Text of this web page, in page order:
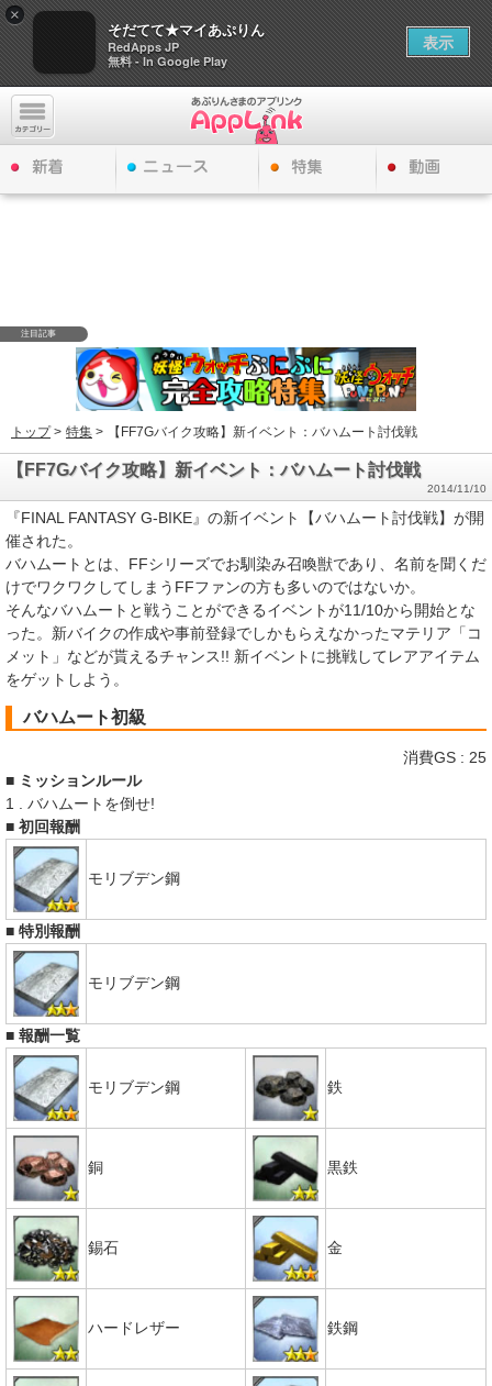
×
そだてて★マイあぷりん
RedApps JP
無料 - In Google Play
表示
注目記事
トップ> 特集 > 【FF7Gバイク攻略】新イベント：バハムート討伐戦
【FF7Gバイク攻略】新イベント：バハムート討伐戦
2014/11/10
『FINAL FANTASY G-BIKE』の新イベント【バハムート討伐戦】が開
催された。
バハムートとは、FFシリーズでお馴染み召喚獣であり、名前を聞くだ
けでワクワクしてしまうFFファンの方も多いのではないか。
そんなバハムートと戦うことができるイベントが11/10から開始とな
った。新バイクの作成や事前登録でしかもらえなかったマテリア「コ
メット」などが貰えるチャンス!! 新イベントに挑戦してレアアイテム
をゲットしよう。
バハムート初級
消費GS : 25
■ ミッションルール
1 . バハムートを倒せ!
■ 初回報酬
モリブデン鋼
■ 特別報酬
モリブデン鋼
■ 報酬一覧
モリブデン鋼 鉄
銅 黒鉄
錫石 金
ハードレザー 鉄鋼